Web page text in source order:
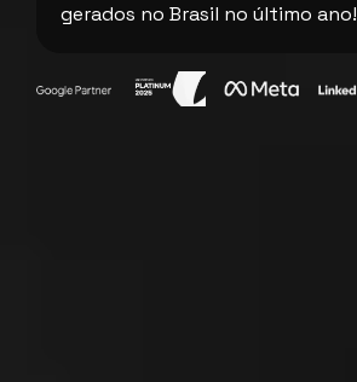
gerados no Brasil no último ano!